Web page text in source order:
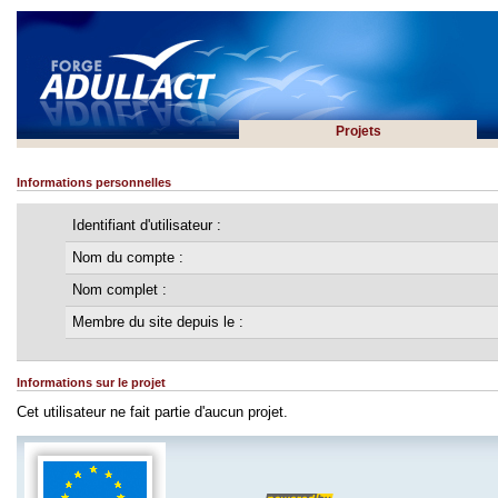
Projets
Informations personnelles
Identifiant d'utilisateur :
Nom du compte :
Nom complet :
Membre du site depuis le :
Informations sur le projet
Cet utilisateur ne fait partie d'aucun projet.